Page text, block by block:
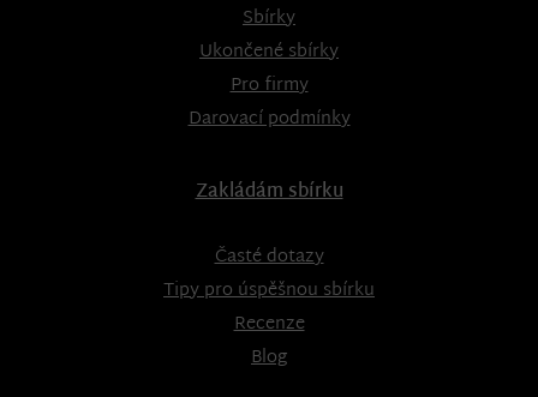
Sbírky
Ukončené sbírky
Pro firmy
Darovací podmínky
Zakládám sbírku
Časté dotazy
Tipy pro úspěšnou sbírku
Recenze
Blog